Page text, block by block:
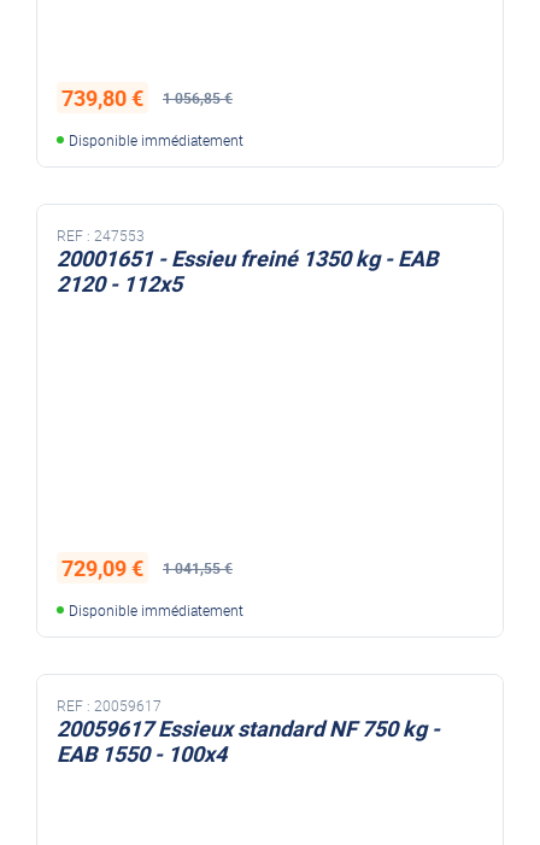
1 056,85 €
739,80 €
Disponible immédiatement
REF : 247553
20001651 - Essieu freiné 1350 kg - EAB
2120 - 112x5
1 041,55 €
729,09 €
Disponible immédiatement
REF : 20059617
20059617 Essieux standard NF 750 kg -
EAB 1550 - 100x4